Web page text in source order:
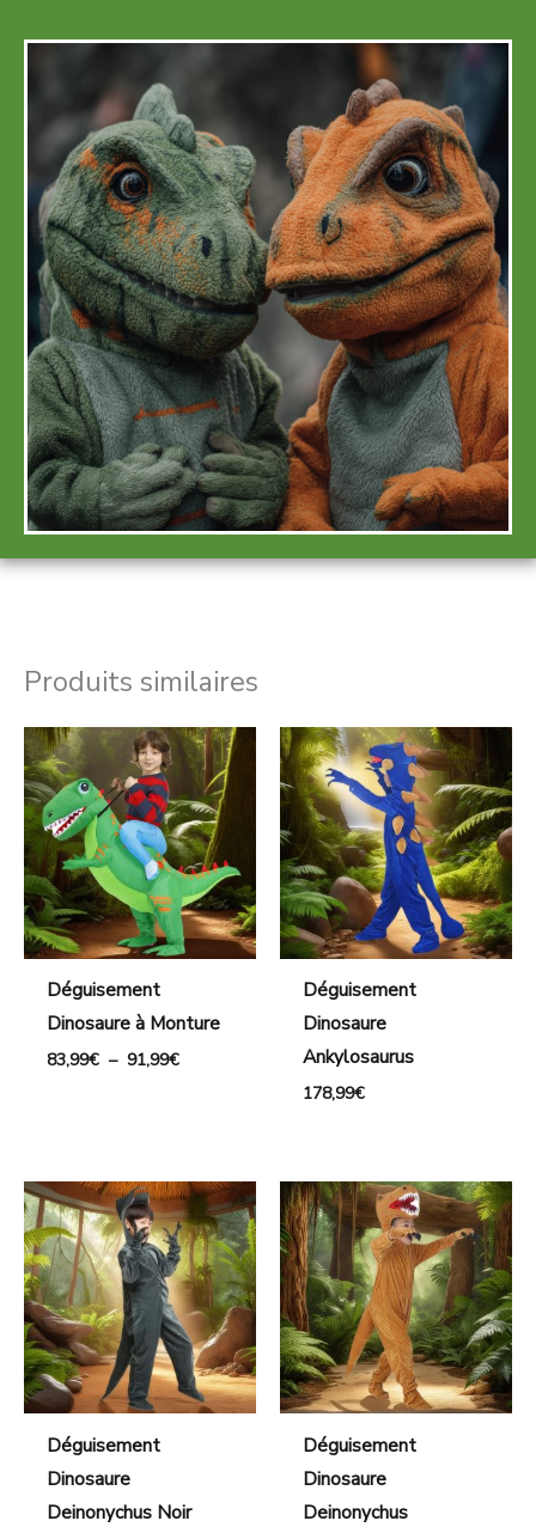
Produits similaires
Déguisement
Dinosaure à Monture
83,99€ – 91,99€
Plage
de
prix :
83,99€
à
91,99€
Déguisement
Dinosaure
Ankylosaurus
178,99€
Déguisement
Dinosaure
Deinonychus Noir
Déguisement
Dinosaure
Deinonychus